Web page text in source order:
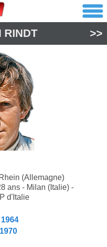
RINDT >>
(Allemagne)
ans - Milan (Italie) -
d'Italie